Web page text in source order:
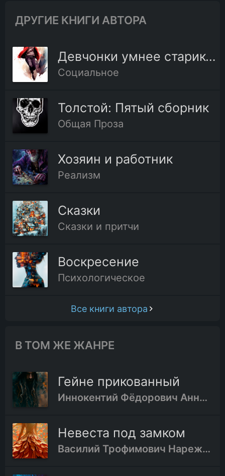
ДРУГИЕ КНИГИ АВТОРА
Девчонки умнее стариков
Социальное
Толстой: Пятый сборник
Общая Проза
Хозяин и работник
Реализм
Сказки
Сказки и притчи
Воскресение
Психологическое
Все книги автора
В ТОМ ЖЕ ЖАНРЕ
Гейне прикованный
Иннокентий Фёдорович Анненский
Невеста под замком
Василий Трофимович Нарежный